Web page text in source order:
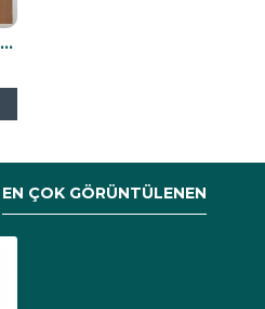
Anemon Mutfak Masası 80x140 (Werzalit, Wermodin ve Allzalit Tabla) - Koyu Ahşap
EN ÇOK GÖRÜNTÜLENEN